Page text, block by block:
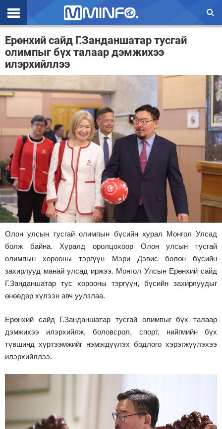
Эхлэл
Цаг агаар
Валют ханш
Улс төр
Эдийн засаг
Үзэл бодол
Спорт
Нийгэм
Дэлхий
Энтертайнмэнт
Зурхай
Ерөнхий сайд Г.Занданшатар тусгай
олимпыг бүх талаар дэмжихээ
илэрхийллээ
Олон улсын тусгай олимпын бүсийн хурал Монгол Улсад
болж байна. Хуралд оролцохоор Олон улсын тусгай
олимпын хорооны тэргүүн Мэри Дэвис болон бүсийн
захирлууд манай улсад иржээ. Монгол Улсын Ерөнхий сайд
Г.Занданшатар тус хорооны тэргүүн, бүсийн захирлуудыг
өнөөдөр хүлээн авч уулзлаа.
Ерөнхий сайд Г.Занданшатар тусгай олимпыг бүх талаар
дэмжихээ илэрхийлж, боловсрол, спорт, нийгмийн бүх
түвшинд хүртээмжийг нэмэгдүүлэх бодлого хэрэгжүүлэхээ
илэрхийллээ.